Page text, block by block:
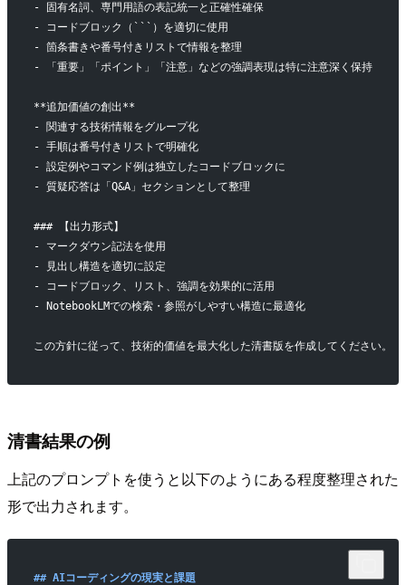
- 固有名詞、専門用語の表記統一と正確性確保
- コードブロック（```）を適切に使用
- 箇条書きや番号付きリストで情報を整理
- 「重要」「ポイント」「注意」などの強調表現は特に注意深く保持
**追加価値の創出**
- 関連する技術情報をグループ化
- 手順は番号付きリストで明確化
- 設定例やコマンド例は独立したコードブロックに
- 質疑応答は「Q&A」セクションとして整理
### 【出力形式】
- マークダウン記法を使用
- 見出し構造を適切に設定
- コードブロック、リスト、強調を効果的に活用
- NotebookLMでの検索・参照がしやすい構造に最適化
この方針に従って、技術的価値を最大化した清書版を作成してください。
清書結果の例
上記のプロンプトを使うと以下のようにある程度整理された
形で出力されます。
## AIコーディングの現実と課題